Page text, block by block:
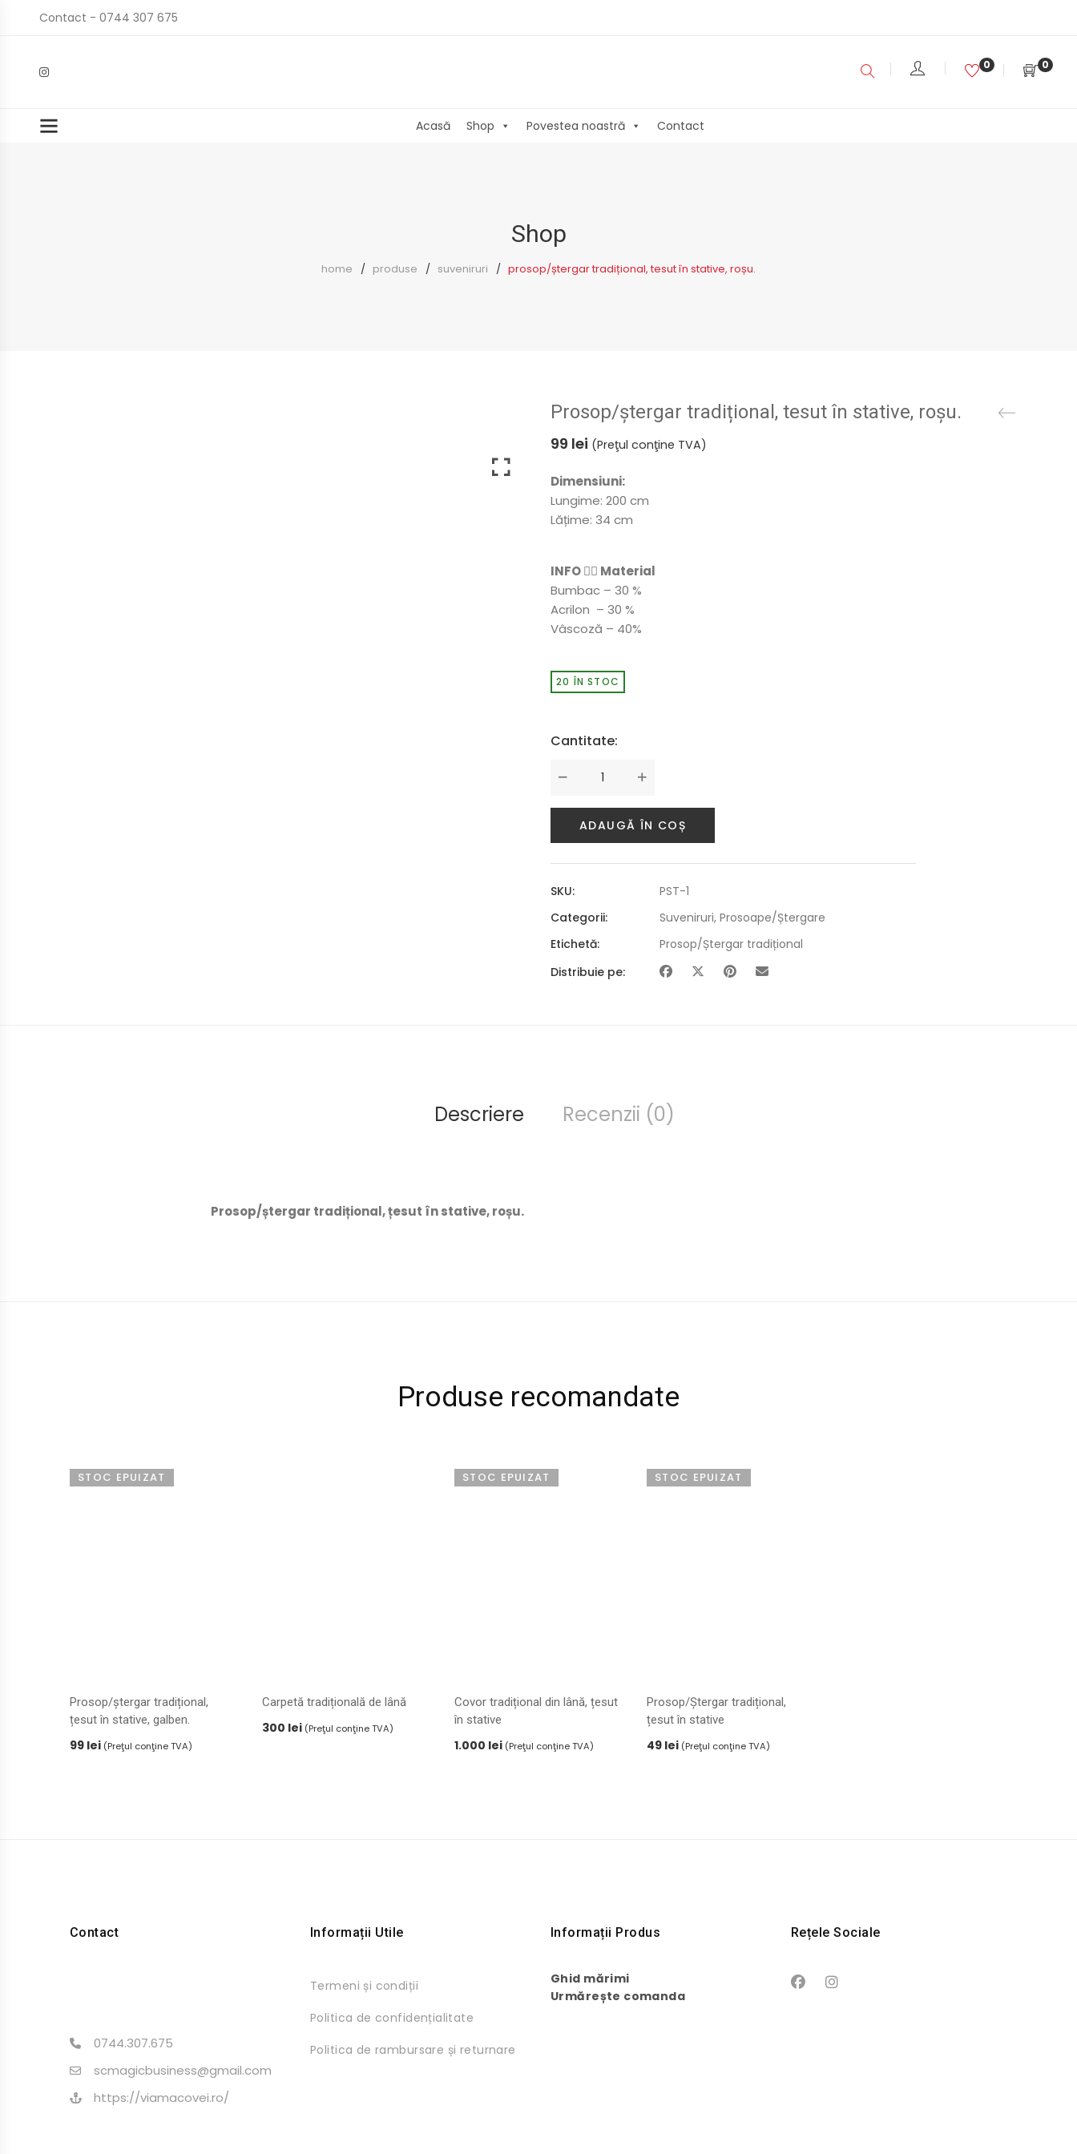
Contact - 0744 307 675
0 0
Acasă Shop Povestea noastră Contact
Shop
home produse suveniruri prosop/ștergar tradițional, tesut în stative, roșu.
Prosop/ștergar tradițional, tesut în stative, roșu.
99 lei (Preţul conţine TVA)
Dimensiuni:
Lungime: 200 cm
Lățime: 34 cm
INFO 👉🏻 Material
Bumbac – 30 %
Acrilon – 30 %
Vâscoză – 40%
20 ÎN STOC
Cantitate:
ADAUGĂ ÎN COȘ
SKU:
PST-1
Categorii:
Suveniruri, Prosoape/Ștergare
Etichetă:
Prosop/Ștergar tradițional
Distribuie pe:
Descriere Recenzii (0)
Prosop/ștergar tradițional, țesut în stative, roșu.
Produse recomandate
STOC EPUIZAT
Prosop/ștergar tradițional,
țesut în stative, galben.
99 lei (Preţul conţine TVA)
Carpetă tradițională de lână
300 lei (Preţul conţine TVA)
STOC EPUIZAT
Covor tradițional din lână, țesut
în stative
1.000 lei (Preţul conţine TVA)
STOC EPUIZAT
Prosop/Ștergar tradițional,
țesut în stative
49 lei (Preţul conţine TVA)
Contact
0744.307.675
scmagicbusiness@gmail.com
https://viamacovei.ro/
Informații Utile
Termeni și condiții
Politica de confidențialitate
Politica de rambursare și returnare
Informații Produs
Ghid mărimi
Urmărește comanda
Rețele Sociale